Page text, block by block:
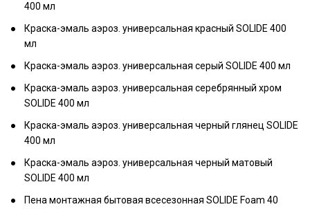
400 мл
Краска-эмаль аэроз. универсальная красный SOLIDE 400
мл
Краска-эмаль аэроз. универсальная серый SOLIDE 400 мл
Краска-эмаль аэроз. универсальная серебрянный хром
SOLIDE 400 мл
Краска-эмаль аэроз. универсальная черный глянец SOLIDE
400 мл
Краска-эмаль аэроз. универсальная черный матовый
SOLIDE 400 мл
Пена монтажная бытовая всесезонная SOLIDE Foam 40